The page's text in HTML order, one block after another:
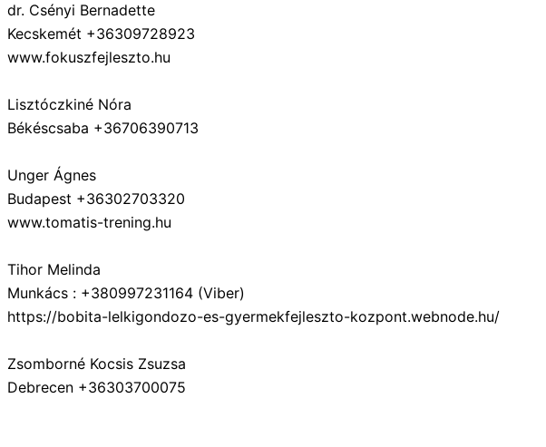
dr. Csényi Bernadette
Kecskemét +36309728923
www.fokuszfejleszto.hu
Lisztóczkiné Nóra
Békéscsaba +36706390713
Unger Ágnes
Budapest +36302703320
www.tomatis-trening.hu
Tihor Melinda
Munkács : +380997231164 (Viber)
https://bobita-lelkigondozo-es-gyermekfejleszto-kozpont.webnode.hu/
Zsomborné Kocsis Zsuzsa
Debrecen +36303700075